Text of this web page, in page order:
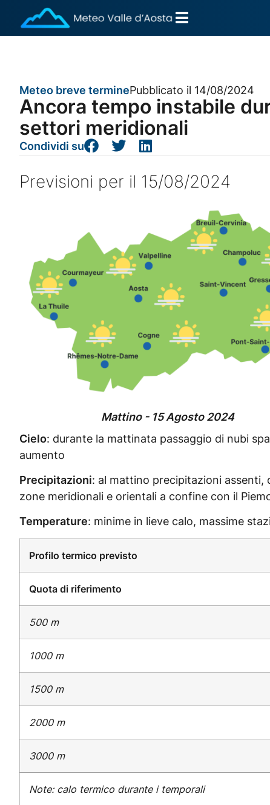
Meteo breve terminePubblicato il 14/08/2024
Ancora tempo instabile
settori meridionali
Condividi su
Previsioni per il 15/08/2024
Mattino - 15 Agosto 2024
Cielo: durante la mattinata passaggio di nubi
aumento
Precipitazioni: al mattino precipitazioni assenti,
zone meridionali e orientali a confine con il
Temperature: minime in lieve calo, massime
Profilo termico previsto
Quota di riferimento
500 m
1000 m
1500 m
2000 m
3000 m
Note: calo termico durante i temporali